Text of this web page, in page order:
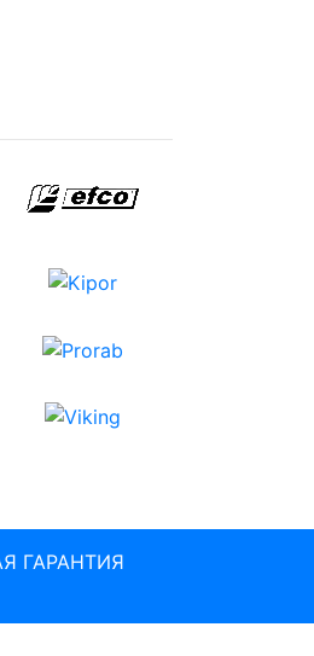
ГАРАНТИЯ